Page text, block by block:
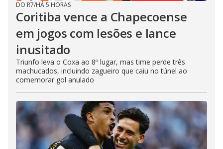
DO R7/HÁ 5 HORAS
Coritiba vence a Chapecoense
em jogos com lesões e lance
inusitado
Triunfo leva o Coxa ao 8º lugar, mas time perde três
machucados, incluindo zagueiro que caiu no túnel ao
comemorar gol anulado